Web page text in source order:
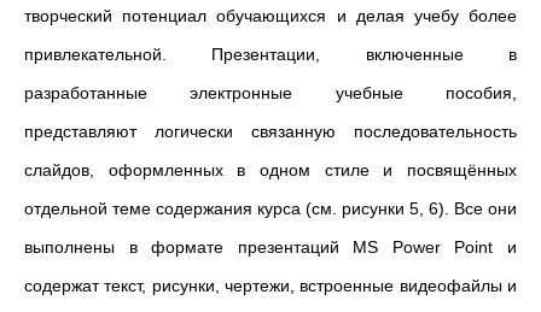
творческий потенциал обучающихся и делая учебу более
привлекательной. Презентации, включенные в
разработанные электронные учебные пособия,
представляют логически связанную последовательность
слайдов, оформленных в одном стиле и посвящённых
отдельной теме содержания курса (см. рисунки 5, 6). Все они
выполнены в формате презентаций MS Power Point и
содержат текст, рисунки, чертежи, встроенные видеофайлы и